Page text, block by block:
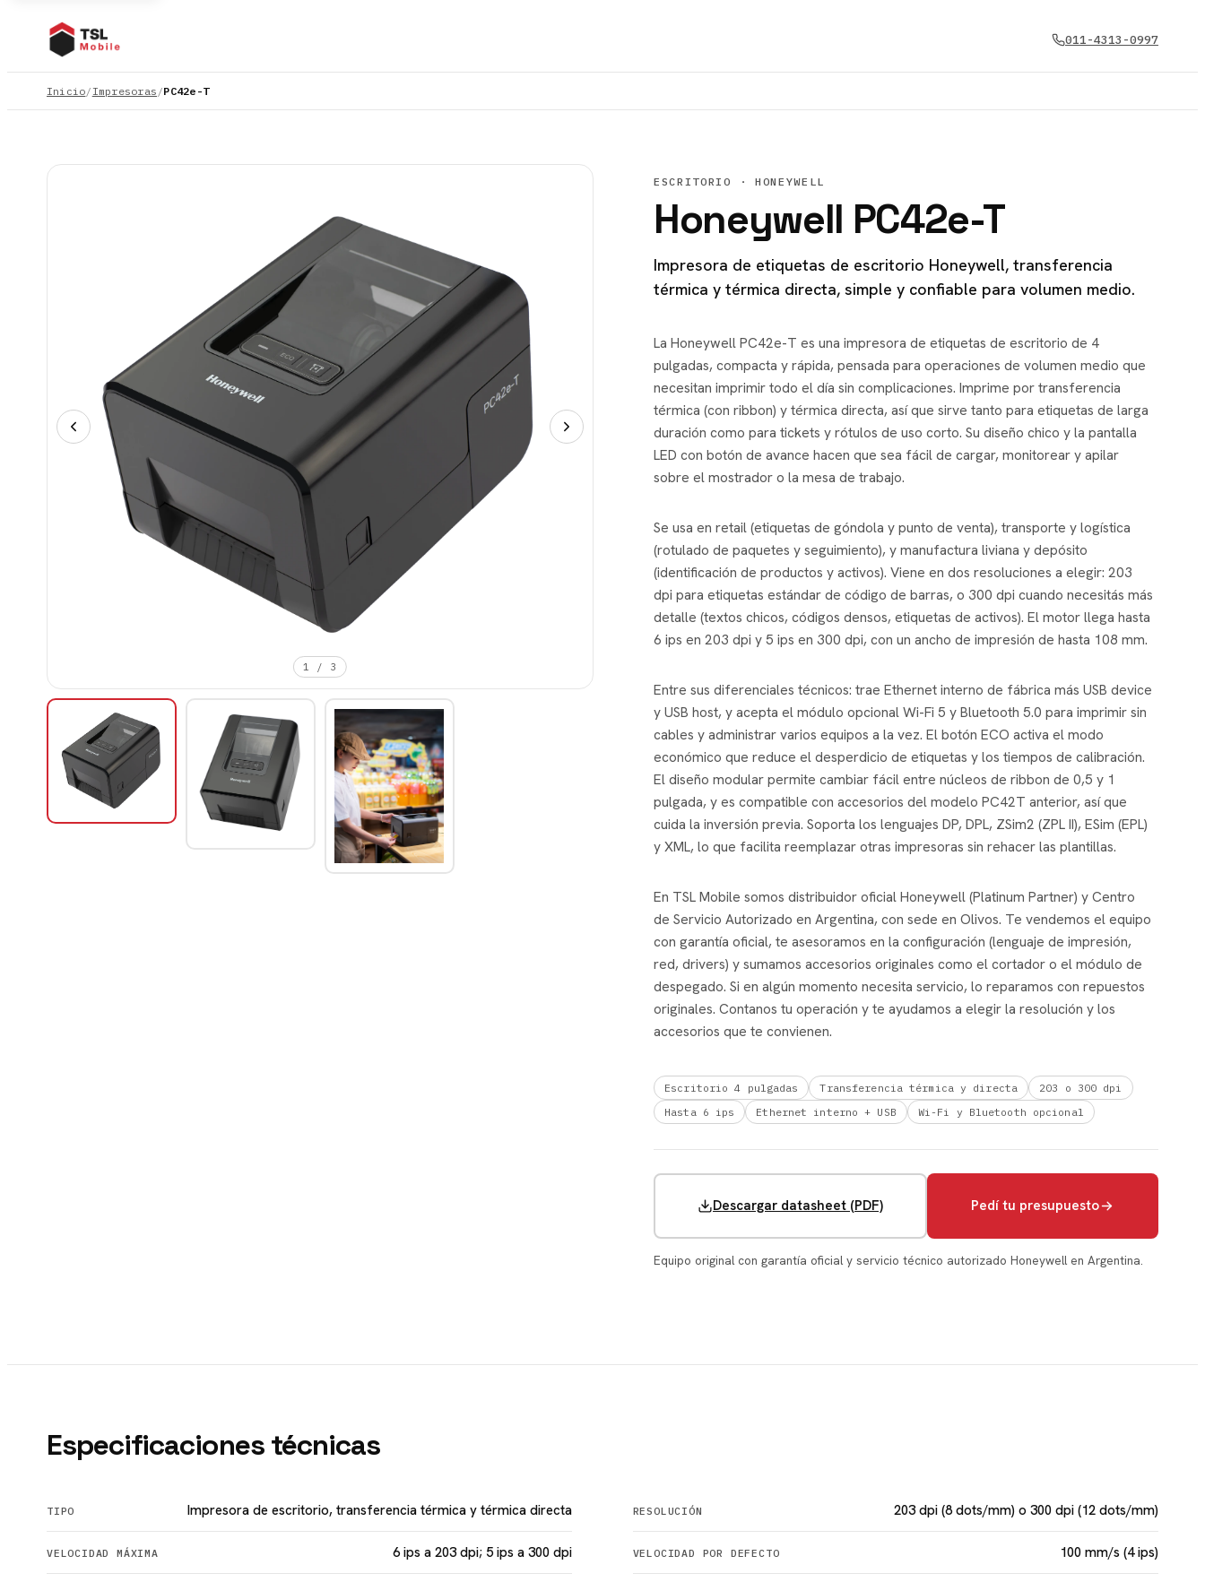
011-4313-0997
Inicio/ Impresoras /PC42e-T
1 / 3
ESCRITORIO · HONEYWELL
Honeywell PC42e-T
Impresora de etiquetas de escritorio Honeywell, transferencia
térmica y térmica directa, simple y confiable para volumen medio.
La Honeywell PC42e-T es una impresora de etiquetas de escritorio de 4
pulgadas, compacta y rápida, pensada para operaciones de volumen medio que
necesitan imprimir todo el día sin complicaciones. Imprime por transferencia
térmica (con ribbon) y térmica directa, así que sirve tanto para etiquetas de larga
duración como para tickets y rótulos de uso corto. Su diseño chico y la pantalla
LED con botón de avance hacen que sea fácil de cargar, monitorear y apilar
sobre el mostrador o la mesa de trabajo.
Se usa en retail (etiquetas de góndola y punto de venta), transporte y logística
(rotulado de paquetes y seguimiento), y manufactura liviana y depósito
(identificación de productos y activos). Viene en dos resoluciones a elegir: 203
dpi para etiquetas estándar de código de barras, o 300 dpi cuando necesitás más
detalle (textos chicos, códigos densos, etiquetas de activos). El motor llega hasta
6 ips en 203 dpi y 5 ips en 300 dpi, con un ancho de impresión de hasta 108 mm.
Entre sus diferenciales técnicos: trae Ethernet interno de fábrica más USB device
y USB host, y acepta el módulo opcional Wi-Fi 5 y Bluetooth 5.0 para imprimir sin
cables y administrar varios equipos a la vez. El botón ECO activa el modo
económico que reduce el desperdicio de etiquetas y los tiempos de calibración.
El diseño modular permite cambiar fácil entre núcleos de ribbon de 0,5 y 1
pulgada, y es compatible con accesorios del modelo PC42T anterior, así que
cuida la inversión previa. Soporta los lenguajes DP, DPL, ZSim2 (ZPL II), ESim (EPL)
y XML, lo que facilita reemplazar otras impresoras sin rehacer las plantillas.
En TSL Mobile somos distribuidor oficial Honeywell (Platinum Partner) y Centro
de Servicio Autorizado en Argentina, con sede en Olivos. Te vendemos el equipo
con garantía oficial, te asesoramos en la configuración (lenguaje de impresión,
red, drivers) y sumamos accesorios originales como el cortador o el módulo de
despegado. Si en algún momento necesita servicio, lo reparamos con repuestos
originales. Contanos tu operación y te ayudamos a elegir la resolución y los
accesorios que te convienen.
Escritorio 4 pulgadas Transferencia térmica y directa
203 o 300 dpi
Hasta 6 ips
Ethernet interno + USB Wi-Fi y Bluetooth opcional
Descargar datasheet (PDF) Pedí tu presupuesto
Equipo original con garantía oficial y servicio técnico autorizado Honeywell en Argentina.
Especificaciones técnicas
TIPO Impresora de escritorio, transferencia térmica y térmica directa RESOLUCIÓN 203 dpi (8 dots/mm) o 300 dpi (12 dots/mm)
VELOCIDAD MÁXIMA 6 ips a 203 dpi; 5 ips a 300 dpi VELOCIDAD POR DEFECTO 100 mm/s (4 ips)